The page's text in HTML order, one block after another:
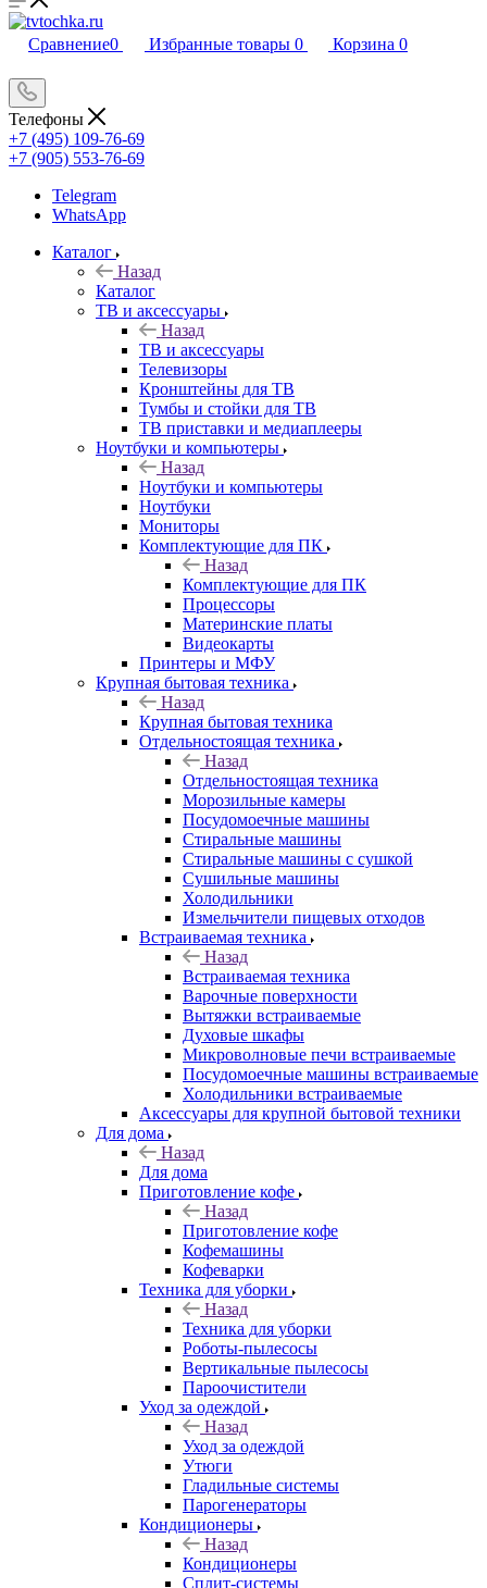
Сравнение0 Избранные товары 0 Корзина 0
Телефоны
+7 (495) 109-76-69
+7 (905) 553-76-69
Telegram
WhatsApp
Каталог
Назад
Каталог
ТВ и аксессуары
Назад
ТВ и аксессуары
Телевизоры
Кронштейны для ТВ
Тумбы и стойки для ТВ
ТВ приставки и медиаплееры
Ноутбуки и компьютеры
Назад
Ноутбуки и компьютеры
Ноутбуки
Мониторы
Комплектующие для ПК
Назад
Комплектующие для ПК
Процессоры
Материнские платы
Видеокарты
Принтеры и МФУ
Крупная бытовая техника
Назад
Крупная бытовая техника
Отдельностоящая техника
Назад
Отдельностоящая техника
Морозильные камеры
Посудомоечные машины
Стиральные машины
Стиральные машины с сушкой
Сушильные машины
Холодильники
Измельчители пищевых отходов
Встраиваемая техника
Назад
Встраиваемая техника
Варочные поверхности
Вытяжки встраиваемые
Духовые шкафы
Микроволновые печи встраиваемые
Посудомоечные машины встраиваемые
Холодильники встраиваемые
Аксессуары для крупной бытовой техники
Для дома
Назад
Для дома
Приготовление кофе
Назад
Приготовление кофе
Кофемашины
Кофеварки
Техника для уборки
Назад
Техника для уборки
Роботы-пылесосы
Вертикальные пылесосы
Пароочистители
Уход за одеждой
Назад
Уход за одеждой
Утюги
Гладильные системы
Парогенераторы
Кондиционеры
Назад
Кондиционеры
Сплит-системы